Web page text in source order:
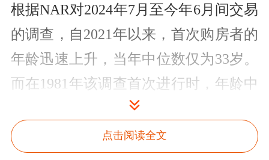
根据NAR对2024年7月至今年6月间交易
的调查，自2021年以来，首次购房者的
年龄迅速上升，当年中位数仅为33岁。
而在1981年该调查首次进行时，年龄中
NAR警告说，推迟十年购房，可能让美
点击阅读全文